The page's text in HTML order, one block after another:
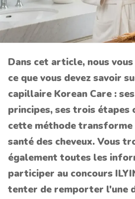
Dans cet article, nous
ce que vous devez savoir
capillaire Korean Care :
principes, ses trois étapes
cette méthode
santé des cheveux. Vous
également toutes les
participer au concours
tenter de remporter l'une